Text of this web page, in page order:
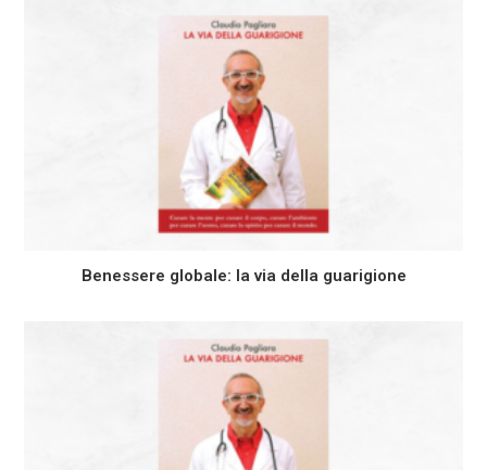
Benessere globale: la via della guarigione